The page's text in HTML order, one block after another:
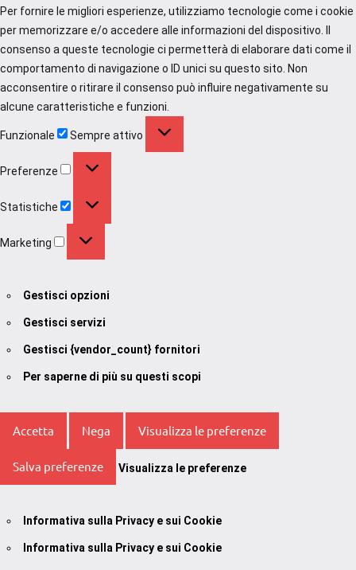
Per fornire le migliori esperienze, utilizziamo tecnologie come i cookie
per memorizzare e/o accedere alle informazioni del dispositivo. Il
consenso a queste tecnologie ci permetterà di elaborare dati come il
comportamento di navigazione o ID unici su questo sito. Non
acconsentire o ritirare il consenso può influire negativamente su
alcune caratteristiche e funzioni.
Funzionale Sempre attivo
Preferenze
Statistiche
Marketing
Gestisci opzioni
Gestisci servizi
Gestisci {vendor_count} fornitori
Per saperne di più su questi scopi
Accetta Nega Visualizza le preferenze
Salva preferenze Visualizza le preferenze
Informativa sulla Privacy e sui Cookie
Informativa sulla Privacy e sui Cookie